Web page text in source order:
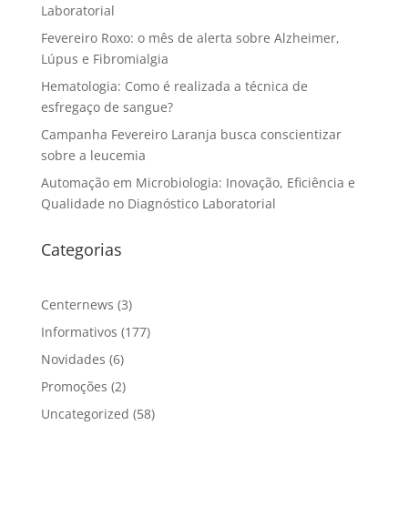
Laboratorial
Fevereiro Roxo: o mês de alerta sobre Alzheimer,
Lúpus e Fibromialgia
Hematologia: Como é realizada a técnica de
esfregaço de sangue?
Campanha Fevereiro Laranja busca conscientizar
sobre a leucemia
Automação em Microbiologia: Inovação, Eficiência e
Qualidade no Diagnóstico Laboratorial
Categorias
Centernews (3)
Informativos (177)
Novidades (6)
Promoções (2)
Uncategorized (58)